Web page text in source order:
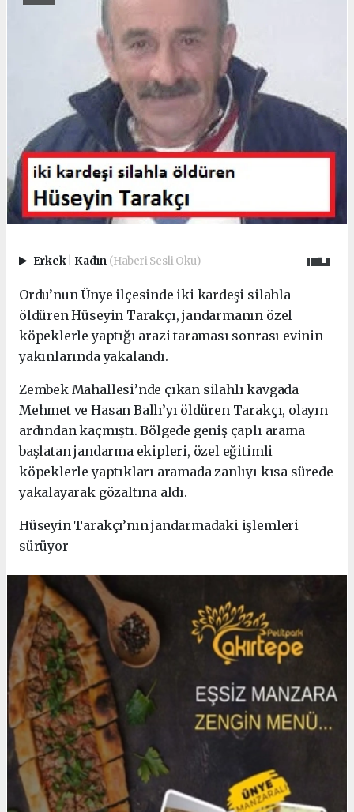
Erkek Kadın (Haberi Sesli Oku)
Ordu’nun Ünye ilçesinde iki kardeşi silahla
öldüren Hüseyin Tarakçı, jandarmanın özel
köpeklerle yaptığı arazi taraması sonrası evinin
yakınlarında yakalandı.
Zembek Mahallesi’nde çıkan silahlı kavgada
Mehmet ve Hasan Ballı’yı öldüren Tarakçı, olayın
ardından kaçmıştı. Bölgede geniş çaplı arama
başlatan jandarma ekipleri, özel eğitimli
köpeklerle yaptıkları aramada zanlıyı kısa sürede
yakalayarak gözaltına aldı.
Hüseyin Tarakçı’nın jandarmadaki işlemleri
sürüyor